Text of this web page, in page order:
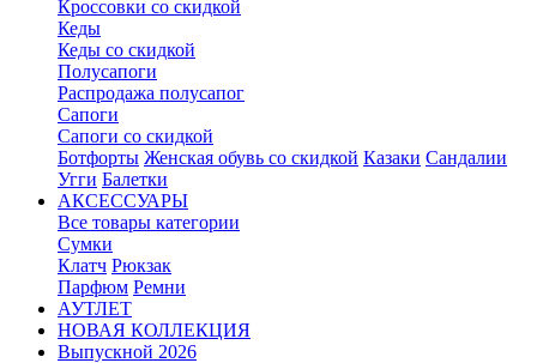
Кроссовки со скидкой
Кеды
Кеды со скидкой
Полусапоги
Распродажа полусапог
Сапоги
Сапоги со скидкой
Ботфорты Женская обувь со скидкой Казаки Сандалии
Угги Балетки
АКСЕССУАРЫ
Все товары категории
Сумки
Клатч Рюкзак
Парфюм Ремни
АУТЛЕТ
НОВАЯ КОЛЛЕКЦИЯ
Выпускной 2026